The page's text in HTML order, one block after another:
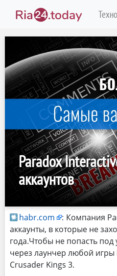
Paradox
аккаунтов
habr.com : Компания
аккаунты, в которые не
года.Чтобы не попасть под
через лаунчер любой
Crusader Kings 3.